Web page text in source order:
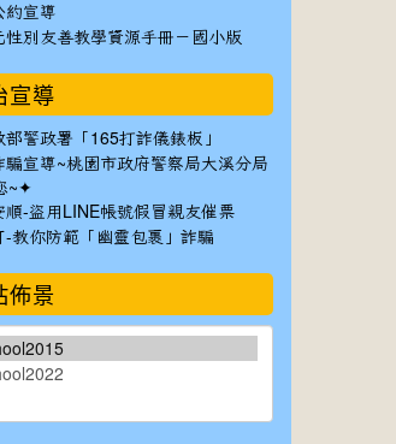
A57
企
最
$1,0
附
即使
或加
約宣導
性別友善教學資源手冊－國小版
宣導
部警政署「165打詐儀錶板」
宣導~桃園市政府警察局大溪分局
~✦
順-盜用LINE帳號假冒親友催票
-教你防範「幽靈包裹」詐騙
佈景